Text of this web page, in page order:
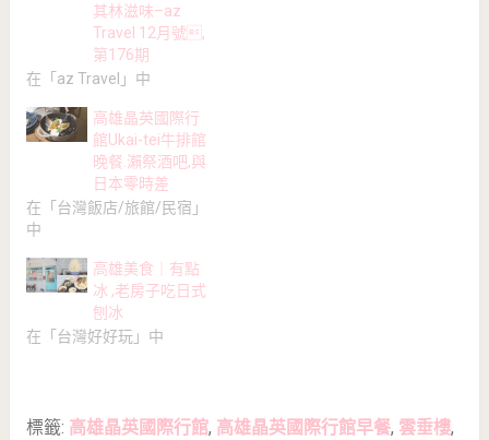
其林滋味–az
Travel 12月號,
第176期
在「az Travel」中
高雄晶英國際行
館Ukai-tei牛排館
晚餐.瀨祭酒吧,與
日本零時差
在「台灣飯店/旅館/民宿」
中
高雄美食｜有點
冰 ,老房子吃日式
刨冰
在「台灣好好玩」中
標籤: 高雄晶英國際行館, 高雄晶英國際行館早餐, 雲垂樓,